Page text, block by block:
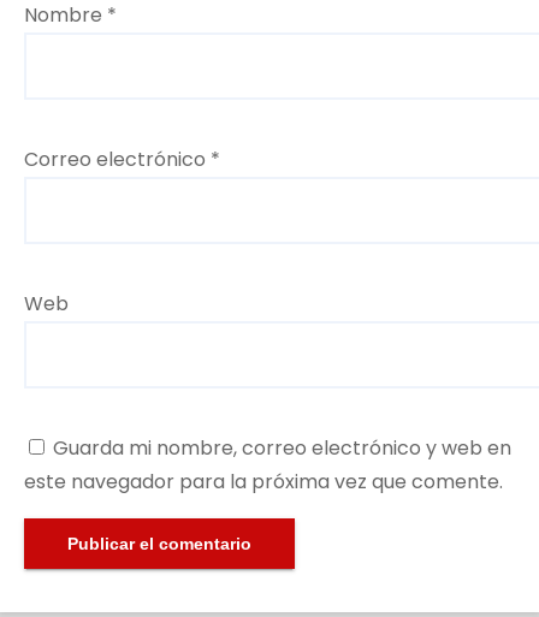
Nombre *
Correo electrónico *
Web
Guarda mi nombre, correo electrónico y web en
este navegador para la próxima vez que comente.